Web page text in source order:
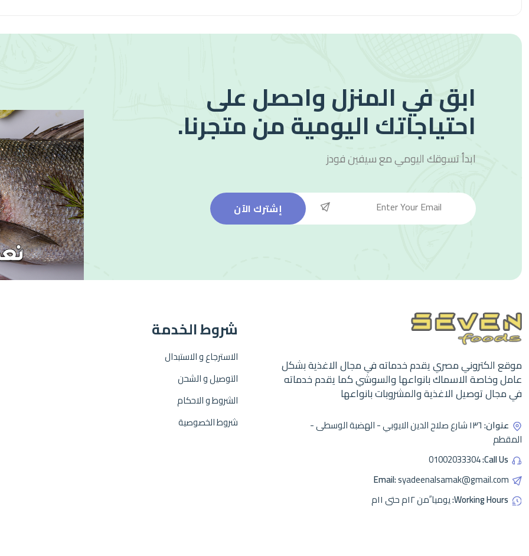
ابق في المنزل واحصل على
احتياجاتك اليومية من متجرنا.
ابدأ تسوقك اليومي معسيفين فودز
إشترك الآن
موقع الكتروني مصري يقدم خدماته في مجال الاغذية بشكل
عامل وخاصة الاسماك بانواعها والسوشي كما يقدم خدماته
في مجال توصيل الاغذية والمشروبات بانواعها
عنوان:
١٣٦ شارع صلاح الدين الايوبي - الهضبة الوسطى -
المقطم
Call Us:
01002033304
Email:syadeenalsamak@gmail.com
Working Hours: يوميا ًمن ١٢م حتى ١١م
شروط الخدمة
الاسترجاع و الاستبدال
التوصيل و الشحن
الشروط و الاحكام
شروط الخصوصية